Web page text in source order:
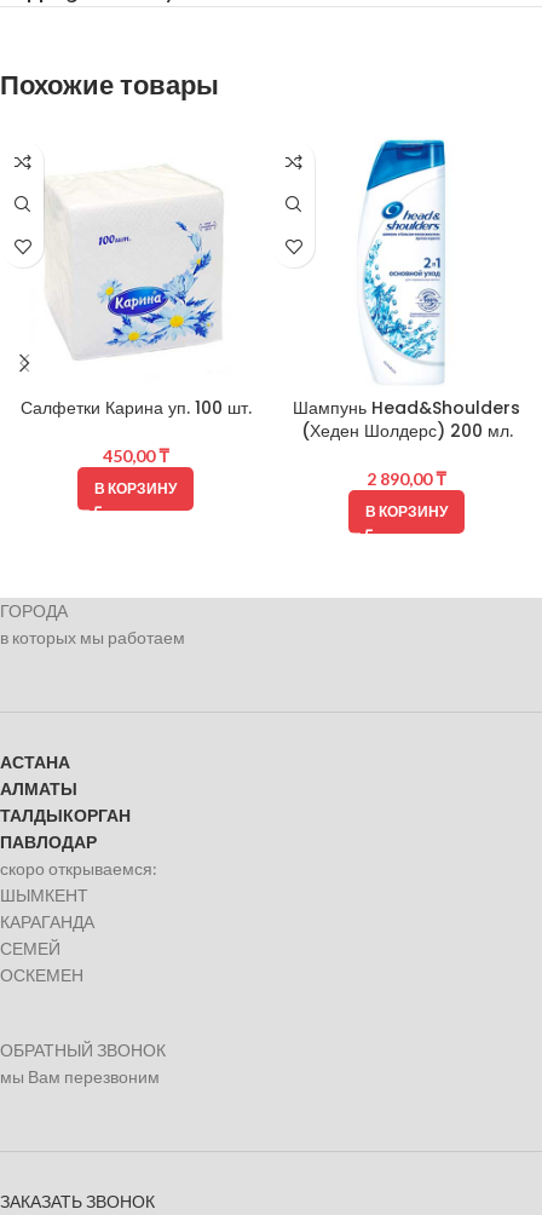
Похожие товары
Салфетки Карина уп. 100 шт.
450,00₸
В КОРЗИНУ
Шампунь Head&Shoulders
(Хеден Шолдерс) 200 мл.
2 890,00₸
В КОРЗИНУ
ГОРОДА
в которых мы работаем
АСТАНА
АЛМАТЫ
ТАЛДЫКОРГАН
ПАВЛОДАР
скоро открываемся:
ШЫМКЕНТ
КАРАГАНДА
СЕМЕЙ
ОСКЕМЕН
ОБРАТНЫЙ ЗВОНОК
мы Вам перезвоним
ЗАКАЗАТЬ ЗВОНОК